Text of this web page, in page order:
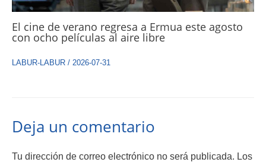
El cine de verano regresa a Ermua este agosto
con ocho películas al aire libre
LABUR-LABUR / 2026-07-31
Deja un comentario
Tu dirección de correo electrónico no será publicada. Los